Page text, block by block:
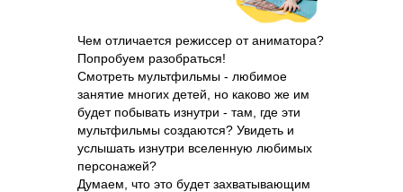
Чем отличается режиссер от аниматора?
Попробуем разобраться!
Смотреть мультфильмы - любимое
занятие многих детей, но каково же им
будет побывать изнутри - там, где эти
мультфильмы создаются? Увидеть и
услышать изнутри вселенную любимых
персонажей?
Думаем, что это будет захватывающим